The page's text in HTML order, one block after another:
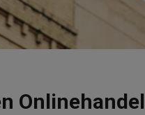
Onlinehandel